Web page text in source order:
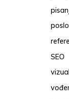
SEO